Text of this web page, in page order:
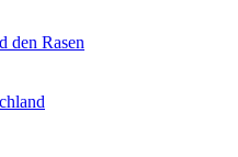
den Rasen